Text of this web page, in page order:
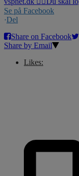
Se på Facebook
·Del
Share on Facebook
Share by Email
Likes: